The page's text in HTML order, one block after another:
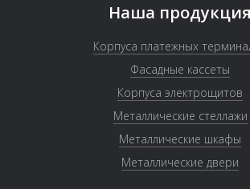
Наша продукция
Корпуса платежных
Фасадные кассеты
Корпуса электрощитов
Металлические стеллажи
Металлические шкафы
Металлические двери